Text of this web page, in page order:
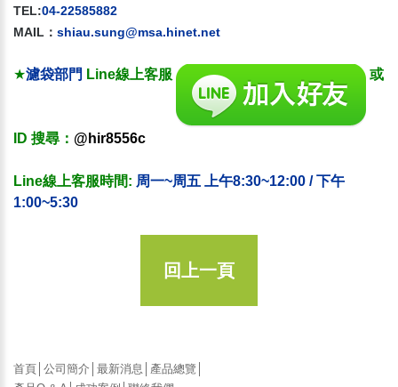
TEL:04-22585882
MAIL： shiau.sung@msa.hinet.net
★濾袋部門 Line線上客服 或
ID 搜尋 ： @hir8556c
Line線上客服時間: 周一~周五 上午8:30~12:00 / 下午
1:00~5:30
回上一頁
首頁 公司簡介 最新消息 產品總覽